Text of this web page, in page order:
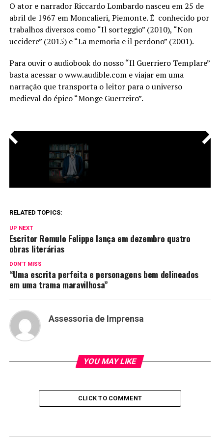
O ator e narrador Riccardo Lombardo nasceu em 25 de
abril de 1967 em Moncalieri, Piemonte. É conhecido por
trabalhos diversos como “Il sorteggio” (2010), “Non
uccidere” (2015) e “La memoria e il perdono” (2001).
Para ouvir o audiobook do nosso “Il Guerriero Templare”
basta acessar o www.audible.com e viajar em uma
narração que transporta o leitor para o universo
medieval do épico “Monge Guerreiro”.
< >
RELATED TOPICS:
UP NEXT
Escritor Romulo Felippe lança em dezembro quatro
obras literárias
DON'T MISS
“Uma escrita perfeita e personagens bem delineados
em uma trama maravilhosa”
Assessoria de Imprensa
YOU MAY LIKE
CLICK TO COMMENT